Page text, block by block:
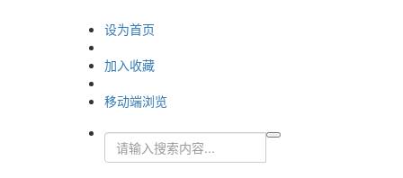
设为首页
加入收藏
移动端浏览